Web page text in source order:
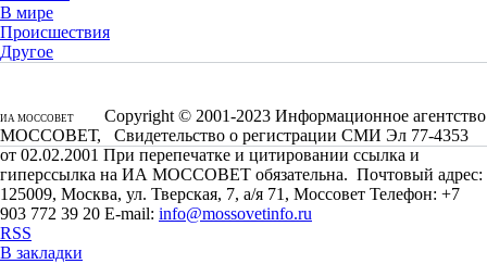
В мире
Происшествия
Другое
ИА МОССОВЕТ
Copyright © 2001-2023 Информационное агентство
МОССОВЕТ, Свидетельство о регистрации СМИ Эл 77-4353
от 02.02.2001 При перепечатке и цитировании ссылка и
гиперссылка на ИА МОССОВЕТ обязательна. Почтовый адрес:
125009, Москва, ул. Тверская, 7, а/я 71, Моссовет Телефон: +7
903 772 39 20 E-mail: info@mossovetinfo.ru
RSS
В закладки